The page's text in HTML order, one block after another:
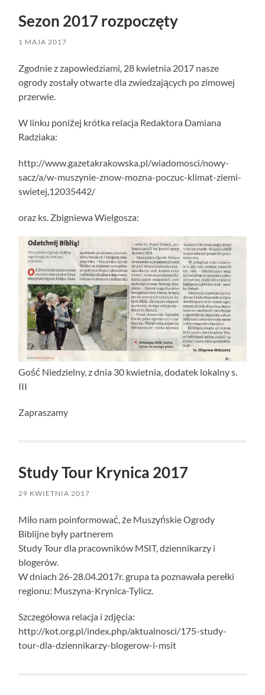
Sezon 2017 rozpoczęty
1 MAJA 2017
Zgodnie z zapowiedziami, 28 kwietnia 2017 nasze
ogrody zostały otwarte dla zwiedzających po zimowej
przerwie.
W linku poniżej krótka relacja Redaktora Damiana
Radziaka:
http://www.gazetakrakowska.pl/wiadomosci/nowy-
sacz/a/w-muszynie-znow-mozna-poczuc-klimat-ziemi-
swietej,12035442/
oraz ks. Zbigniewa Wielgosza:
Gość Niedzielny, z dnia 30 kwietnia, dodatek lokalny s.
III
Zapraszamy
Study Tour Krynica 2017
29 KWIETNIA 2017
Miło nam poinformować, że Muszyńskie Ogrody
Biblijne były partnerem
Study Tour dla pracowników MSIT, dziennikarzy i
blogerów.
W dniach 26-28.04.2017r. grupa ta poznawała perełki
regionu: Muszyna-Krynica-Tylicz.
Szczegółowa relacja i zdjęcia:
http://kot.org.pl/index.php/aktualnosci/175-study-
tour-dla-dziennikarzy-blogerow-i-msit